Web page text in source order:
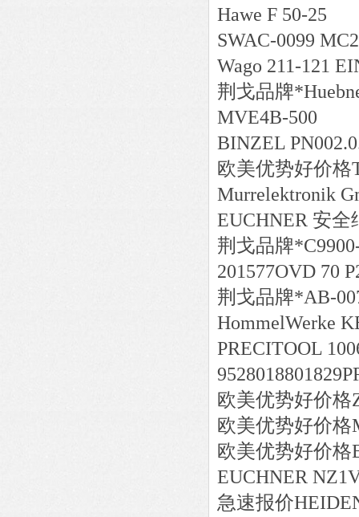
Hawe F 50-25
SWAC-0099
Wago 211-121
荆戈品牌*
MVE4B-500
BINZEL
欧美优势好价格
Murrelektronik
EUCHNER 安全
荆戈品牌*
201577OVD 70
荆戈品牌*AB-
HommelWerke
PRECITOOL
欧美优势好价格
欧美优势好价格
欧美优势好价格
EUCHNER
急速报价